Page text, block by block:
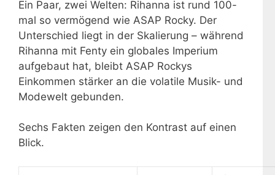
Ein Paar, zwei Welten: Rihanna ist rund 100-
mal so vermögend wie ASAP Rocky. Der
Unterschied liegt in der Skalierung – während
Rihanna mit Fenty ein globales Imperium
aufgebaut hat, bleibt ASAP Rockys
Einkommen stärker an die volatile Musik- und
Modewelt gebunden.
Sechs Fakten zeigen den Kontrast auf einen
Blick.